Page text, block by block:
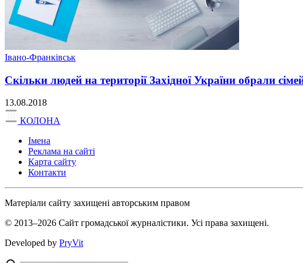
Івано-Франківськ
Скільки людей на території Західної України обрали
13.08.2018
КОЛОНА
Імена
Реклама на сайті
Карта сайту
Контакти
Матеріали сайту захищені авторським правом
© 2013–2026 Сайт громадської журналістики. Усі права захищені.
Developed by PryVit